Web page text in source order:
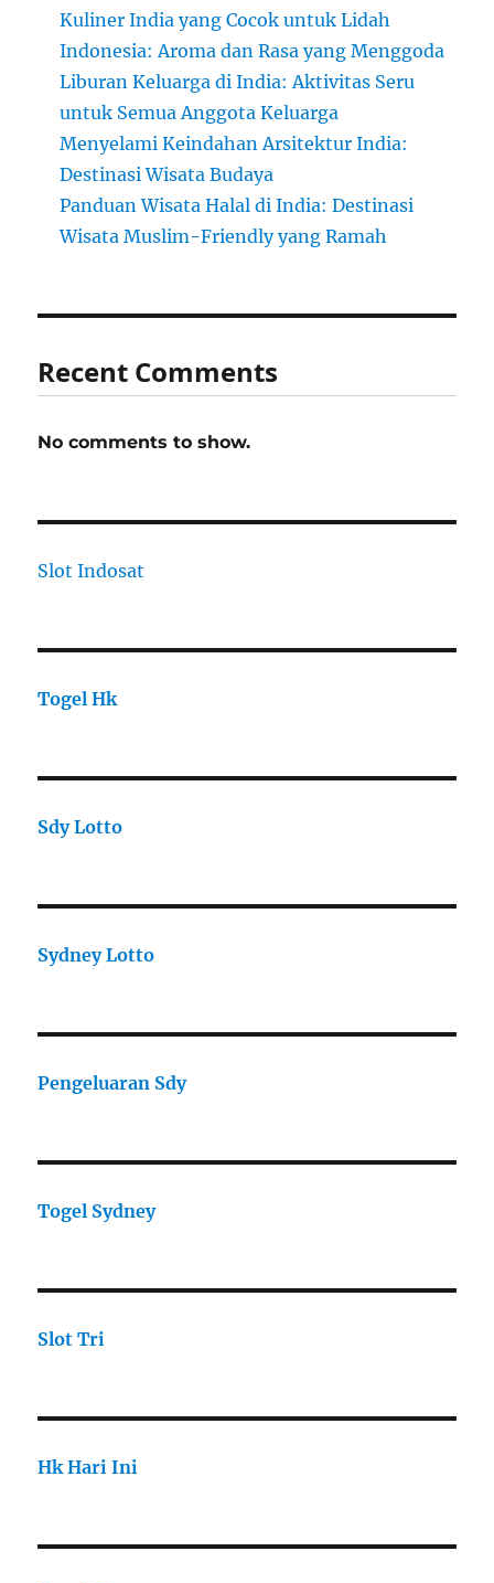
Kuliner India yang Cocok untuk Lidah
Indonesia: Aroma dan Rasa yang Menggoda
Liburan Keluarga di India: Aktivitas Seru
untuk Semua Anggota Keluarga
Menyelami Keindahan Arsitektur India:
Destinasi Wisata Budaya
Panduan Wisata Halal di India: Destinasi
Wisata Muslim-Friendly yang Ramah
Recent Comments
No comments to show.
Slot Indosat
Togel Hk
Sdy Lotto
Sydney Lotto
Pengeluaran Sdy
Togel Sydney
Slot Tri
Hk Hari Ini